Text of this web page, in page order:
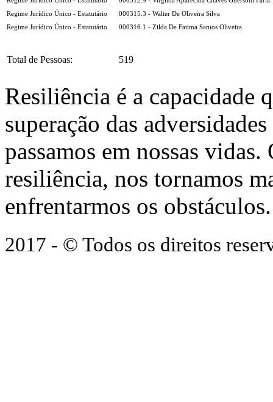
Regime Jurídico Único - Estatutário
000315.3 - Walter De Oliveira Silva
Regime Jurídico Único - Estatutário
000316.1 - Zilda De Fatima Santos Oliveira
Total de Pessoas: 519
Resiliência é a capacidade
superação das
passamos em nossas
resiliência, nos tornamos
enfrentarmos os obstáculos.
2017 - © Todos os direitos